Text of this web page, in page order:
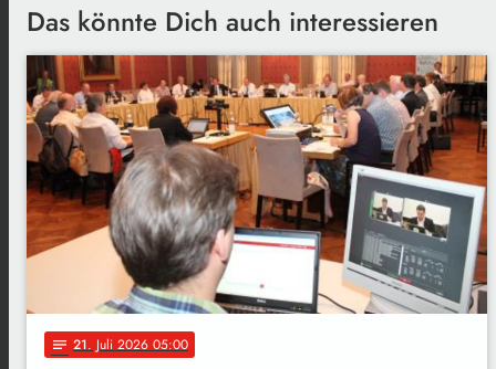
Das könnte Dich auch interessieren
notes 21. Juli 2026 05:00